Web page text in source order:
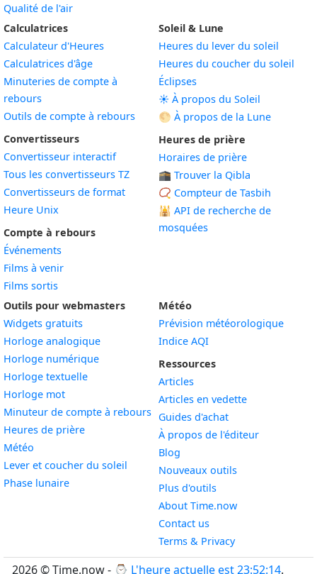
Qualité de l'air
Calculatrices
Calculateur d'Heures
Calculatrices d'âge
Minuteries de compte à
rebours
Outils de compte à rebours
Convertisseurs
Convertisseur interactif
Tous les convertisseurs TZ
Convertisseurs de format
Heure Unix
Compte à rebours
Événements
Films à venir
Films sortis
Soleil & Lune
Heures du lever du soleil
Heures du coucher du soleil
Éclipses
☀️ À propos du Soleil
🌕 À propos de la Lune
Heures de prière
Horaires de prière
🕋 Trouver la Qibla
📿 Compteur de Tasbih
🕌 API de recherche de
mosquées
Outils pour webmasters
Widgets gratuits
Horloge analogiqueWidget
Horloge numériqueWidget
Horloge textuelleWidget
Horloge motWidget
Minuteur de compte à rebours Widget
Heures de prièreWidget
Météo
Lever et coucher du soleil
Phase lunaireWidget
Météo
Prévision météorologique
Indice AQI
Ressources
Articles
Articles en vedette
Guides d'achat
À propos de l'éditeur
Blog
Nouveaux outils
Plus d'outils
About Time.now
Contact us
Terms & Privacy
2026 © Time.now - ⌚ L'heure actuelle est 23:52:15.